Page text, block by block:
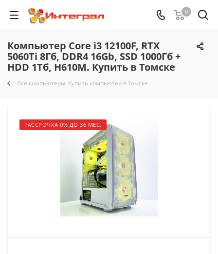
0
Компьютер Core i3 12100F, RTX
5060Ti 8Гб, DDR4 16Gb, SSD 1000Гб +
HDD 1Тб, H610M. Купить в Томске
Все компьютеры. Купить компьютер в Томске
РАССРОЧКА 0% ДО 36 МЕС.